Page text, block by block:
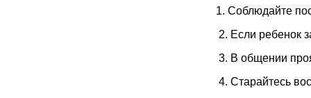
1. Соблюдайте
2. Если ребенок
3. В общении
4. Старайтесь